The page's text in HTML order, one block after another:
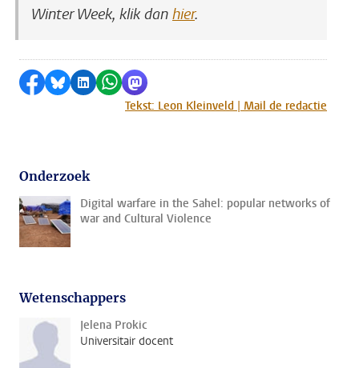
Winter Week, klik dan hier.
Delen op Facebook
Delen via Bluesky
Delen op LinkedIn
Delen via WhatsApp
Delen via Mastodon
Tekst: Leon Kleinveld | Mail de redactie
Onderzoek
Digital warfare in the Sahel: popular networks of
war and Cultural Violence
Wetenschappers
Jelena Prokic
Universitair docent